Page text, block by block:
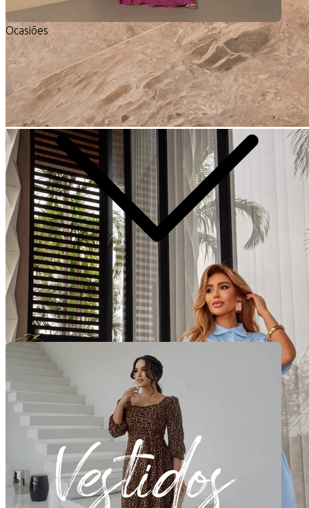
Ocasiões